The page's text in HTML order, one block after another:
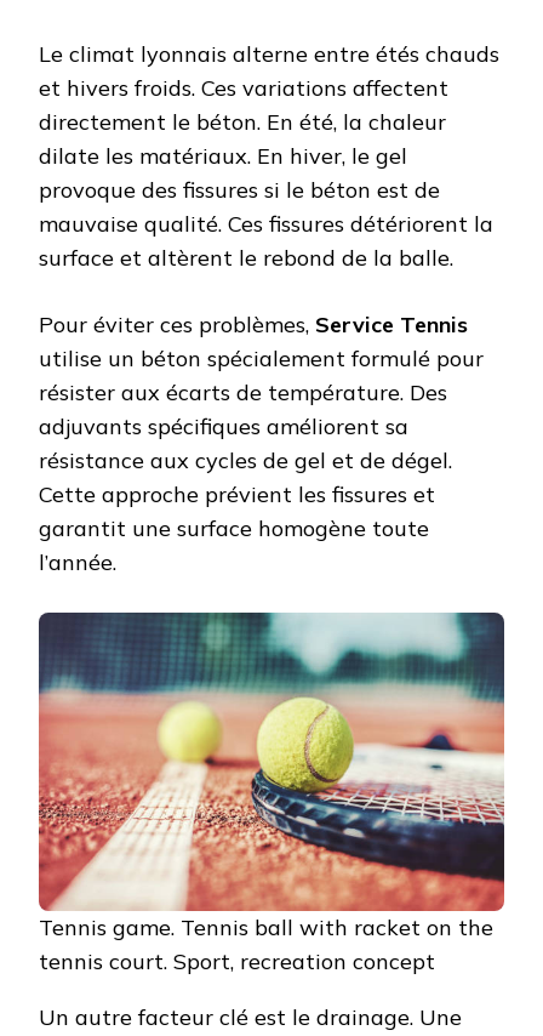
Le climat lyonnais alterne entre étés chauds
et hivers froids. Ces variations affectent
directement le béton. En été, la chaleur
dilate les matériaux. En hiver, le gel
provoque des fissures si le béton est de
mauvaise qualité. Ces fissures détériorent la
surface et altèrent le rebond de la balle.
Pour éviter ces problèmes, Service Tennis
utilise un béton spécialement formulé pour
résister aux écarts de température. Des
adjuvants spécifiques améliorent sa
résistance aux cycles de gel et de dégel.
Cette approche prévient les fissures et
garantit une surface homogène toute
l’année.
Tennis game. Tennis ball with racket on the
tennis court. Sport, recreation concept
Un autre facteur clé est le drainage. Une